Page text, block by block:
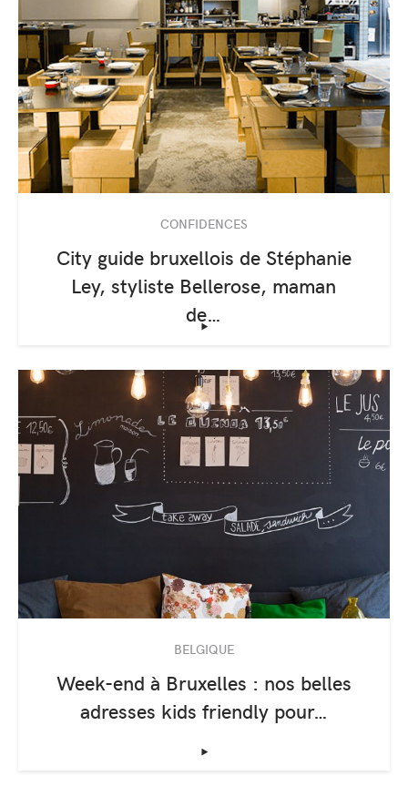
CONFIDENCES
City guide bruxellois de Stéphanie
Ley, styliste Bellerose, maman
de…
‣
BELGIQUE
Week-end à Bruxelles : nos belles
adresses kids friendly pour…
‣